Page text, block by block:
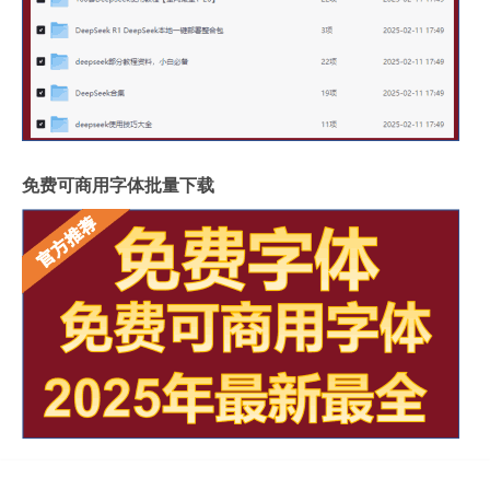
免费可商用字体批量下载